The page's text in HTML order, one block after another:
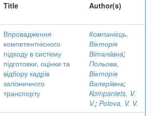
Title Author(s)
Впровадження
компетентнісного
підходу в систему
підготовки, оцінки та
відбору кадрів
залізничного
транспорту
Компанієць,
Вікторія
Віталіївна;
Польова,
Вікторія
Валеріївна;
Kompaniets, V.
V.; Polova, V. V.